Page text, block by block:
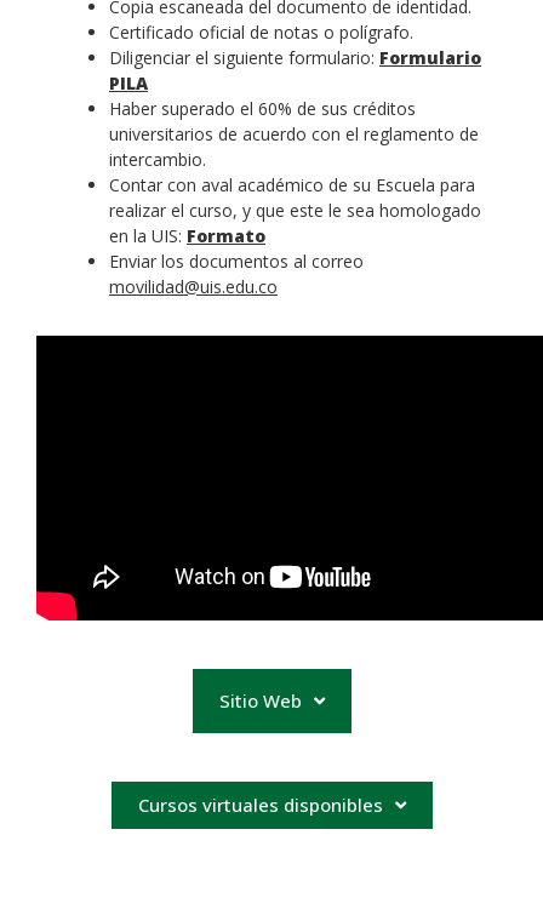
Copia escaneada del documento de identidad.
Certificado oficial de notas o polígrafo.
Diligenciar el siguiente formulario: Formulario
PILA
Haber superado el 60% de sus créditos
universitarios de acuerdo con el reglamento de
intercambio.
Contar con aval académico de su Escuela para
realizar el curso, y que este le sea homologado
en la UIS: Formato
Enviar los documentos al correo
movilidad@uis.edu.co
Sitio Web
Cursos virtuales disponibles